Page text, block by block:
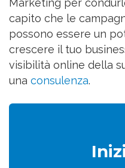
Marketing per
capito che le
possono essere un
crescere il tuo
visibilità online della
una consulenza.